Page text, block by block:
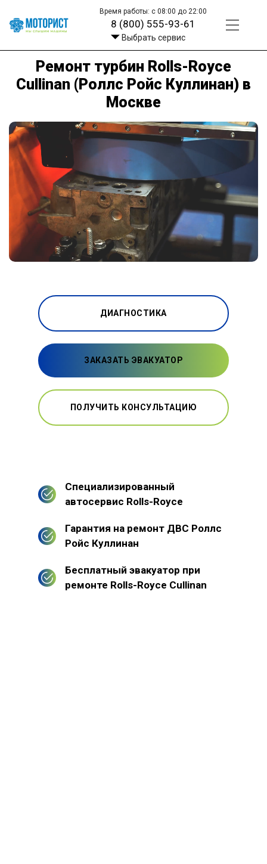
Время работы: с 08:00 до 22:00
8 (800) 555-93-61
Выбрать сервис
Ремонт турбин Rolls-Royce
Cullinan (Роллс Ройс Куллинан) в
Москве
ДИАГНОСТИКА
ЗАКАЗАТЬ ЭВАКУАТОР
ПОЛУЧИТЬ КОНСУЛЬТАЦИЮ
Специализированный
автосервис Rolls-Royce
Гарантия на ремонт ДВС Роллс
Ройс Куллинан
Бесплатный эвакуатор при
ремонте Rolls-Royce Cullinan